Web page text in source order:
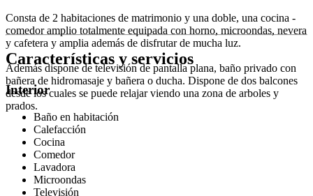
Consta de 2 habitaciones de matrimonio y una doble, una cocina -
comedor amplio totalmente equipada con horno, microondas, nevera
y cafetera y amplia además de disfrutar de mucha luz.
Además dispone de televisión de pantalla plana, baño privado con
bañera de hidromasaje y bañera o ducha. Dispone de dos balcones
desde los cuales se puede relajar viendo una zona de arboles y
prados.
Características y servicios
Interior
Baño en habitación
Calefacción
Cocina
Comedor
Lavadora
Microondas
Televisión